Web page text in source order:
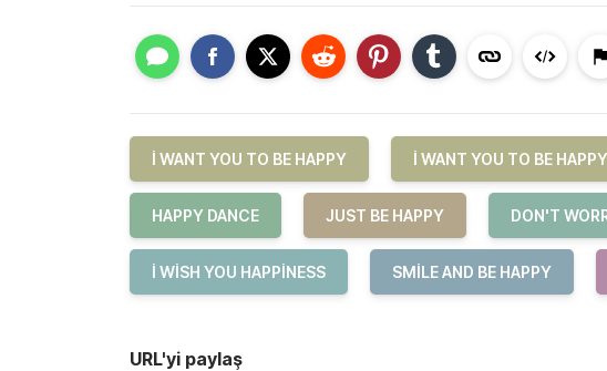
I WANT YOU TO BE HAPPY I WANT YOU TO BE
HAPPY DANCE JUST BE HAPPY DON'T
I WISH YOU HAPPINESS SMILE AND BE HAPPY
URL'yi paylaş